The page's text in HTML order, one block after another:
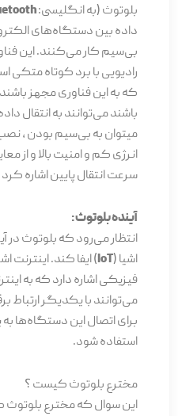
بلوتوث (به انگلیسی:
داده بین دستگاه‌های
بی‌سیم کار می‌کنند. این
رادیویی با برد کوتاه
که به این فناوری مجهز
باشند می‌توانند به انتقال داده
میتوان به بی‌سیم بودن ،
انرژی کم و امنیت بالا و از
سرعت انتقال پایین اشاره کرد
آینده بلوتوث:
انتظار می‌رود که بلوتوث در
اشیا (IoT) ایفا کند. اینترنت
فیزیکی اشاره دارد که به
می‌توانند با یکدیگر ارتباط
برای اتصال این دستگاه‌ها
استفاده شود.
مخترع بلوتوث کیست ؟
این سوال که مخترع بلوتوث